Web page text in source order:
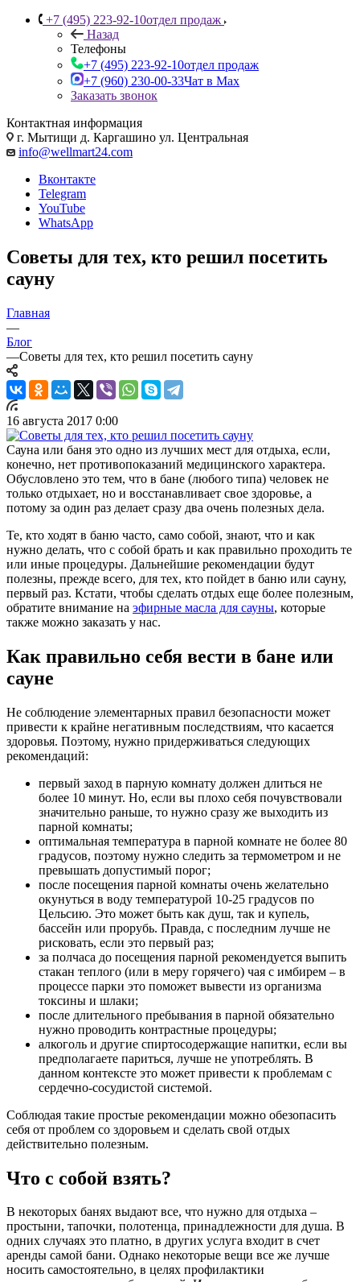
+7 (495) 223-92-10отдел продаж
Назад
Телефоны
+7 (495) 223-92-10отдел продаж
+7 (960) 230-00-33Чат в Max
Заказать звонок
Контактная информация
г. Мытищи д. Каргашино ул. Центральная
info@wellmart24.com
Вконтакте
Telegram
YouTube
WhatsApp
Советы для тех, кто решил посетить
сауну
Главная
—
Блог
—Советы для тех, кто решил посетить сауну
16 августа 2017 0:00
Сауна или баня это одно из лучших мест для отдыха, если,
конечно, нет противопоказаний медицинского характера.
Обусловлено это тем, что в бане (любого типа) человек не
только отдыхает, но и восстанавливает свое здоровье, а
потому за один раз делает сразу два очень полезных дела.
Те, кто ходят в баню часто, само собой, знают, что и как
нужно делать, что с собой брать и как правильно проходить те
или иные процедуры. Дальнейшие рекомендации будут
полезны, прежде всего, для тех, кто пойдет в баню или сауну,
первый раз. Кстати, чтобы сделать отдых еще более полезным,
обратите внимание на эфирные масла для сауны, которые
также можно заказать у нас.
Как правильно себя вести в бане или
сауне
Не соблюдение элементарных правил безопасности может
привести к крайне негативным последствиям, что касается
здоровья. Поэтому, нужно придерживаться следующих
рекомендаций:
первый заход в парную комнату должен длиться не
более 10 минут. Но, если вы плохо себя почувствовали
значительно раньше, то нужно сразу же выходить из
парной комнаты;
оптимальная температура в парной комнате не более 80
градусов, поэтому нужно следить за термометром и не
превышать допустимый порог;
после посещения парной комнаты очень желательно
окунуться в воду температурой 10-25 градусов по
Цельсию. Это может быть как душ, так и купель,
бассейн или прорубь. Правда, с последним лучше не
рисковать, если это первый раз;
за полчаса до посещения парной рекомендуется выпить
стакан теплого (или в меру горячего) чая с имбирем – в
процессе парки это поможет вывести из организма
токсины и шлаки;
после длительного пребывания в парной обязательно
нужно проводить контрастные процедуры;
алкоголь и другие спиртосодержащие напитки, если вы
предполагаете париться, лучше не употреблять. В
данном контексте это может привести к проблемам с
сердечно-сосудистой системой.
Соблюдая такие простые рекомендации можно обезопасить
себя от проблем со здоровьем и сделать свой отдых
действительно полезным.
Что с собой взять?
В некоторых банях выдают все, что нужно для отдыха –
простыни, тапочки, полотенца, принадлежности для душа. В
одних случаях это платно, в других услуга входит в счет
аренды самой бани. Однако некоторые вещи все же лучше
носить самостоятельно, в целях профилактики